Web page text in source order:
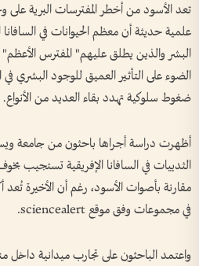
تعد الأسود من أخطر المفترسات البرية على
علمية حديثة أن معظم الحيوانات في
البشر والذين يطلق عليهم" المفترس
الضوء على التأثير العميق للوجود البشري في
ضغوط سلوكية تهدد بقاء العديد من الأنواع.
الثدييات في السافانا الإفريقية تستجيب
مقارنة بأصوات الأسود، رغم أن الأخيرة تُعد
في مجموعات وفق موقع sciencealert.
واعتمد الباحثون على تجارب ميدانية داخل